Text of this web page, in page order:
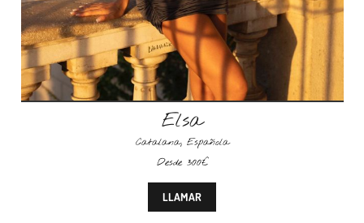
Elsa
Catalana, Española
Desde 300€
LLAMAR